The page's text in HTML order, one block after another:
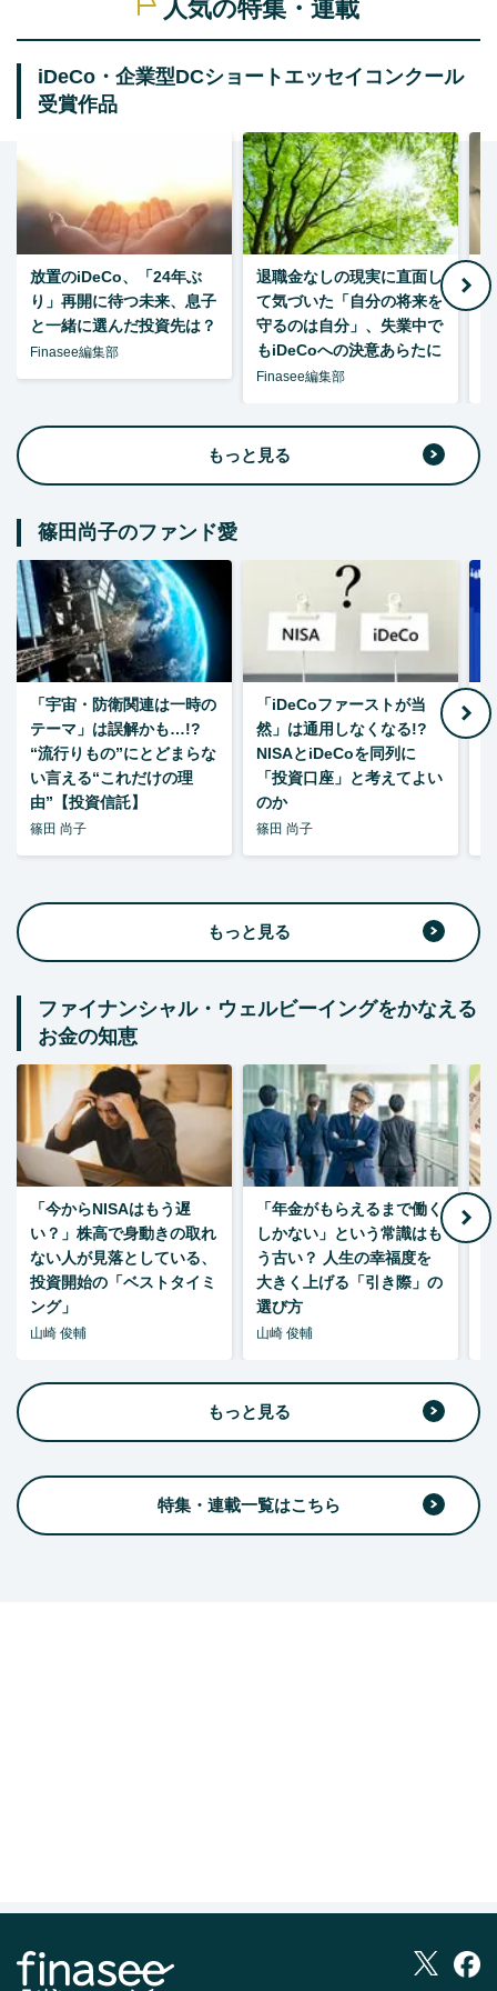
人気の特集・連載
iDeCo・企業型DCショートエッセイコンクール
受賞作品
放置のiDeCo、「24年ぶ
り」再開に待つ未来、息子
と一緒に選んだ投資先は？
Finasee編集部
退職金なしの現実に直面し
て気づいた「自分の将来を
守るのは自分」、失業中で
もiDeCoへの決意あらたに
Finasee編集部
もっと見る
篠田尚子のファンド愛
「宇宙・防衛関連は一時の
テーマ」は誤解かも…!?
“流行りもの”にとどまらな
い言える“これだけの理
由”【投資信託】
篠田 尚子
「iDeCoファーストが当
然」は通用しなくなる!?
NISAとiDeCoを同列に
「投資口座」と考えてよい
のか
篠田 尚子
もっと見る
ファイナンシャル・ウェルビーイングをかなえる
お金の知恵
「今からNISAはもう遅
い？」株高で身動きの取れ
ない人が見落としている、
投資開始の「ベストタイミ
ング」
山崎 俊輔
「年金がもらえるまで働く
しかない」という常識はも
う古い？ 人生の幸福度を
大きく上げる「引き際」の
選び方
山崎 俊輔
もっと見る
特集・連載一覧はこちら